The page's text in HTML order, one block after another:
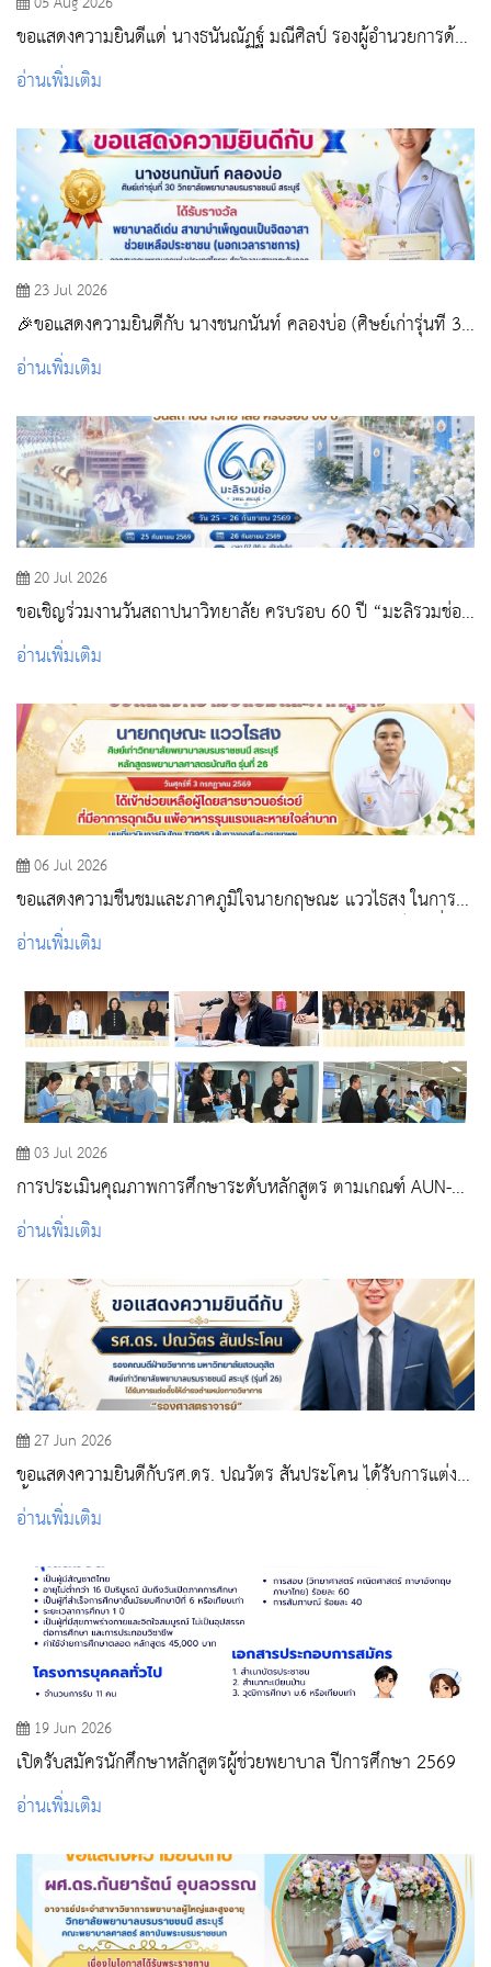
ขอแสดงความยินดีแด่ นางธนันณัฏฐ์ มณีศิลป์ รองผู้อำนวยการด้าน
การพยาบาล โรงพยาบาลสระบุรี
อ่านเพิ่มเติม
23 Jul 2026
🎉ขอแสดงความยินดีกับ นางชนกนันท์ คลองบ่อ (ศิษย์เก่ารุ่นที่ 30
วิทยาลัยพยาบาลบรมราชชนนี สระบุรี)
อ่านเพิ่มเติม
20 Jul 2026
ขอเชิญร่วมงานวันสถาปนาวิทยาลัย ครบรอบ 60 ปี “มะลิรวมช่อ
วพบ.สระบุรี”
อ่านเพิ่มเติม
06 Jul 2026
ขอแสดงความชื่นชมและภาคภูมิใจนายกฤษณะ แววไธสง ในการใช้
ความรู้ความสามารถในวิชาชีพพยาบาล ให้เป็นประโยชน์ต่อเพื่อน
มนุษย์
อ่านเพิ่มเติม
03 Jul 2026
การประเมินคุณภาพการศึกษาระดับหลักสูตร ตามเกณฑ์ AUN-
QA ปีการศึกษา 2568
อ่านเพิ่มเติม
27 Jun 2026
ขอแสดงความยินดีกับรศ.ดร. ปณวัตร สันประโคน ได้รับการแต่ง
อ่านเพิ่มเติม
19 Jun 2026
เปิดรับสมัครนักศึกษาหลักสูตรผู้ช่วยพยาบาล ปีการศึกษา 2569
อ่านเพิ่มเติม